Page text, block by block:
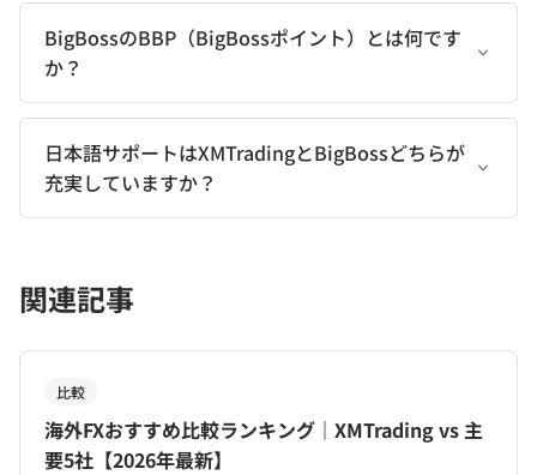
BigBossのBBP（BigBossポイント）とは何です
か？
日本語サポートはXMTradingとBigBossどちらが
充実していますか？
関連記事
比較
海外FXおすすめ比較ランキング｜XMTrading vs 主
要5社【2026年最新】